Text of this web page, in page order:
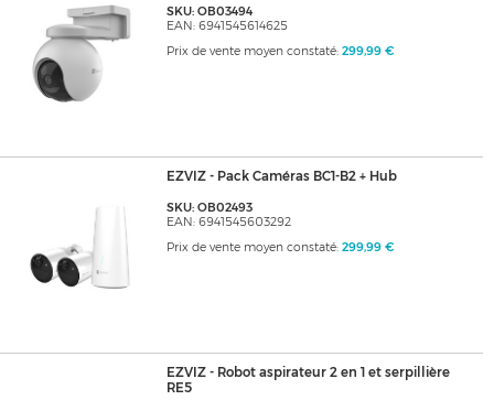
SKU: OB03494
EAN: 6941545614625
Prix de vente moyen constaté: 299,99 €
EZVIZ - Pack Caméras BC1-B2 + Hub
SKU: OB02493
EAN: 6941545603292
Prix de vente moyen constaté: 299,99 €
EZVIZ - Robot aspirateur 2 en 1 et serpillière
RE5